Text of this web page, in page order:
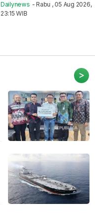
Dailynews - Rabu , 05 Aug 2026,
23:15 WIB
>